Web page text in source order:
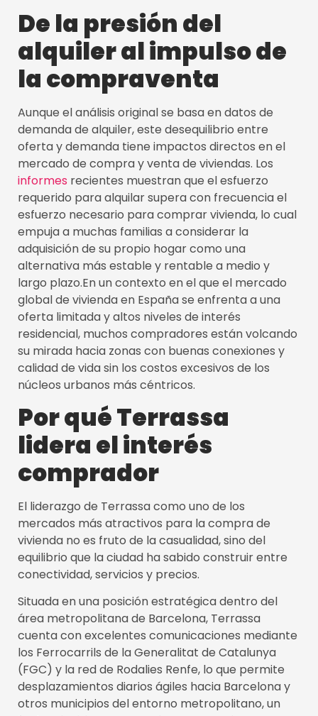
De la presión del
alquiler al impulso de
la compraventa
Aunque el análisis original se basa en datos de
demanda de alquiler, este desequilibrio entre
oferta y demanda tiene impactos directos en el
mercado de compra y venta de viviendas. Los
informes recientes muestran que el esfuerzo
requerido para alquilar supera con frecuencia el
esfuerzo necesario para comprar vivienda, lo cual
empuja a muchas familias a considerar la
adquisición de su propio hogar como una
alternativa más estable y rentable a medio y
largo plazo.En un contexto en el que el mercado
global de vivienda en España se enfrenta a una
oferta limitada y altos niveles de interés
residencial, muchos compradores están volcando
su mirada hacia zonas con buenas conexiones y
calidad de vida sin los costos excesivos de los
núcleos urbanos más céntricos.
Por qué Terrassa
lidera el interés
comprador
El liderazgo de Terrassa como uno de los
mercados más atractivos para la compra de
vivienda no es fruto de la casualidad, sino del
equilibrio que la ciudad ha sabido construir entre
conectividad, servicios y precios.
Situada en una posición estratégica dentro del
área metropolitana de Barcelona, Terrassa
cuenta con excelentes comunicaciones mediante
los Ferrocarrils de la Generalitat de Catalunya
(FGC) y la red de Rodalies Renfe, lo que permite
desplazamientos diarios ágiles hacia Barcelona y
otros municipios del entorno metropolitano, un